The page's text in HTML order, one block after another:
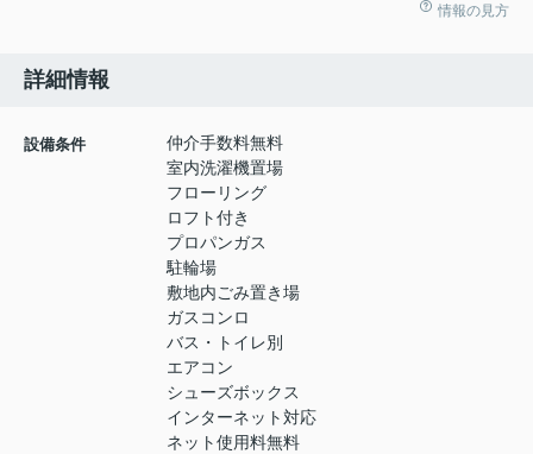
情報の見方
詳細情報
設備条件
仲介手数料無料
室内洗濯機置場
フローリング
ロフト付き
プロパンガス
駐輪場
敷地内ごみ置き場
ガスコンロ
バス・トイレ別
エアコン
シューズボックス
インターネット対応
ネット使用料無料